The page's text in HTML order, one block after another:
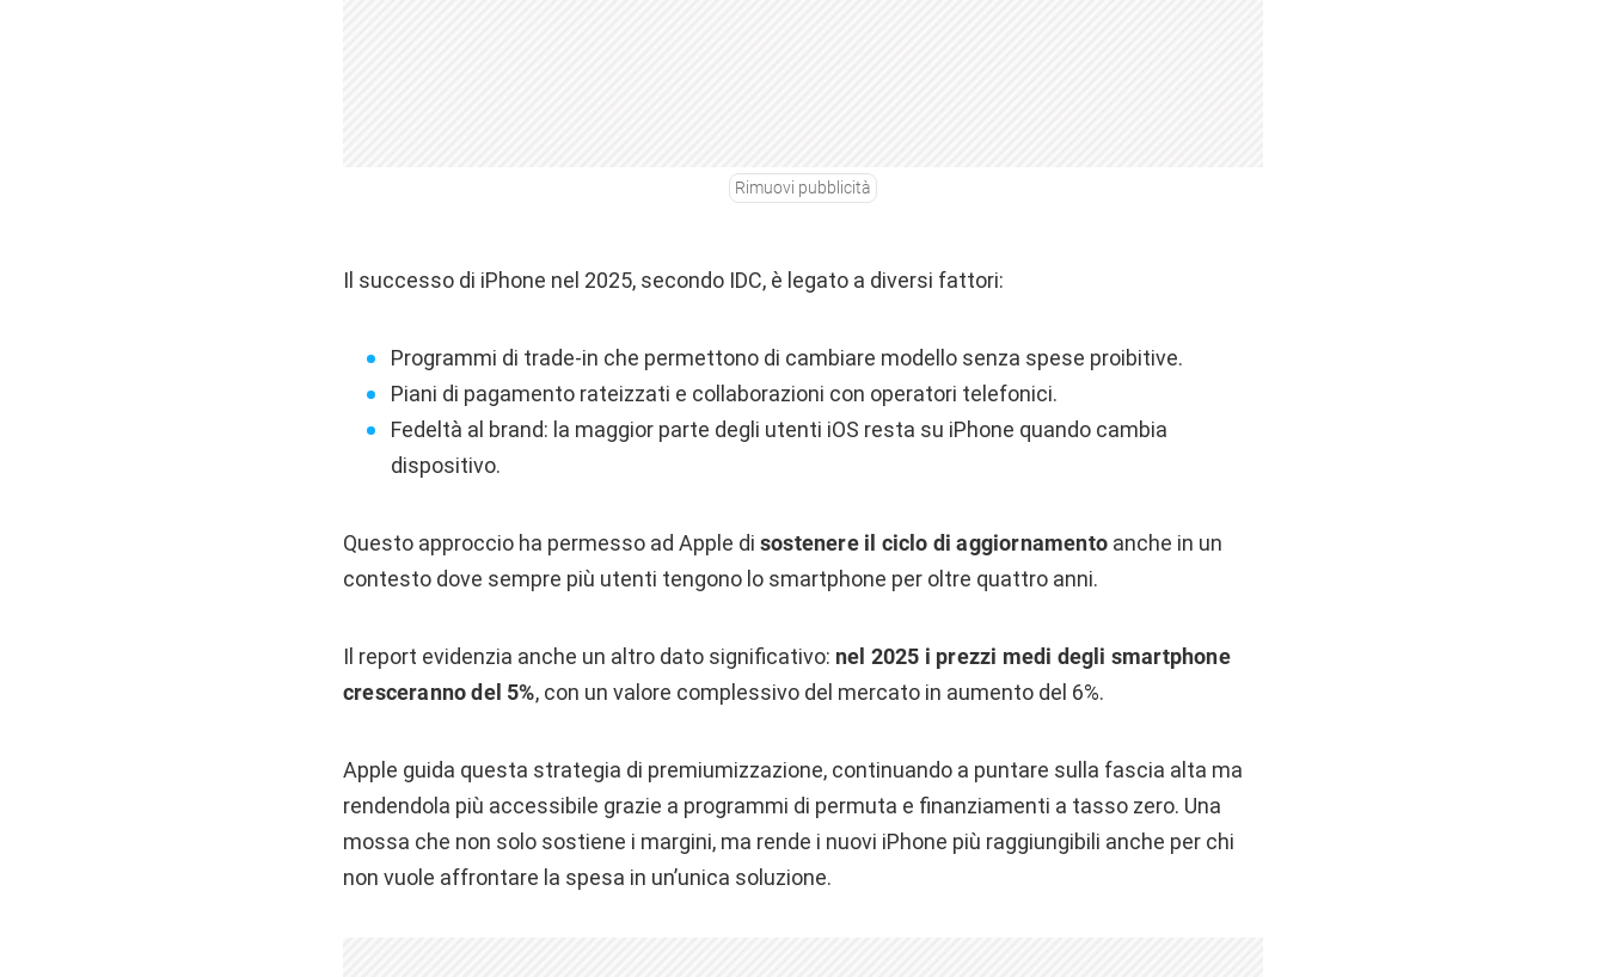
Rimuovi pubblicità
Il successo di iPhone nel 2025, secondo IDC, è legato a diversi fattori:
Programmi di trade-in che permettono di cambiare modello senza spese proibitive.
Piani di pagamento rateizzati e collaborazioni con operatori telefonici.
Fedeltà al brand: la maggior parte degli utenti iOS resta su iPhone quando cambia
dispositivo.
Questo approccio ha permesso ad Apple di sostenere il ciclo di aggiornamento anche in un
contesto dove sempre più utenti tengono lo smartphone per oltre quattro anni.
Il report evidenzia anche un altro dato significativo: nel 2025 i prezzi medi degli smartphone
cresceranno del 5%, con un valore complessivo del mercato in aumento del 6%.
Apple guida questa strategia di premiumizzazione, continuando a puntare sulla fascia alta ma
rendendola più accessibile grazie a programmi di permuta e finanziamenti a tasso zero. Una
mossa che non solo sostiene i margini, ma rende i nuovi iPhone più raggiungibili anche per chi
non vuole affrontare la spesa in un’unica soluzione.